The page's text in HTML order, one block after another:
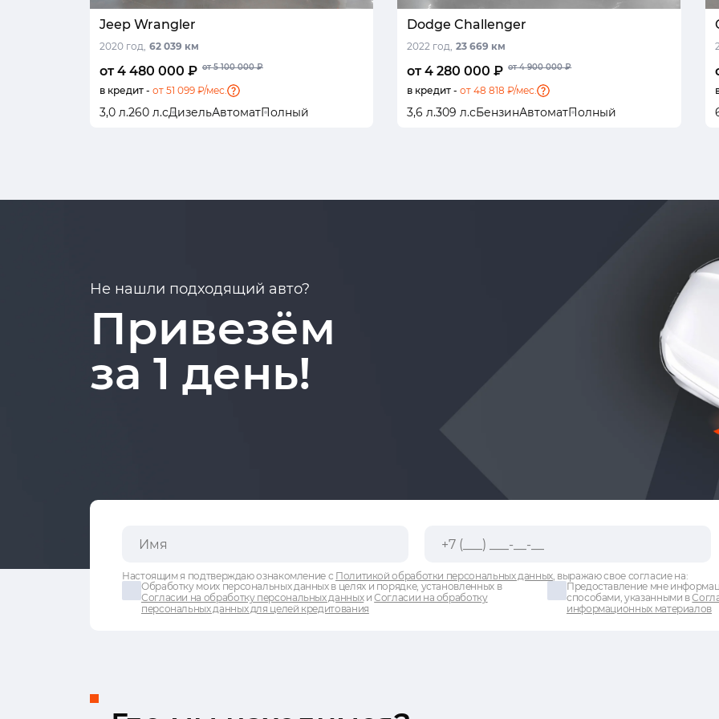
Jeep Wrangler
2020 год, 62 039 км
от 4 480 000 ₽ от 5 100 000 ₽
в кредит - от 51 099 ₽/мес.
3,0 л.260 л.сДизельАвтоматПолный
Dodge Challenger
2022 год, 23 669 км
от 4 280 000 ₽ от 4 900 000 ₽
в кредит - от 48 818 ₽/мес.
3,6 л.309 л.сБензинАвтоматПолный
Не нашли подходящий авто?
Привезём
за 1 день!
Настоящим я подтверждаю ознакомление с Политикой обработки персональных данных, выражаю свое согласие на:
Обработку моих персональных данных в целях и порядке, установленных в
Согласии на обработку персональных данныхиСогласии на обработку
персональных данных для целей кредитования
Предоставление мне
способами, указанными в
информационных материалов